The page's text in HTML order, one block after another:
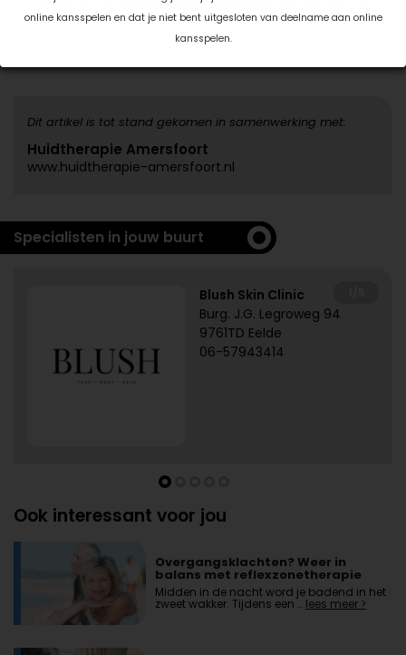
online kansspelen en dat je niet bent uitgesloten van deelname aan online
kansspelen.
Datum: 22 maart 2019
Dit artikel is tot stand gekomen in samenwerking met:
Huidtherapie Amersfoort
www.huidtherapie-amersfoort.nl
Specialisten in jouw buurt
Blush Skin Clinic
Burg. J.G. Legroweg 94
9761TD Eelde
06-57943414
Ook interessant voor jou
Overgangsklachten? Weer in
balans met reflexzonetherapie
Midden in de nacht word je badend in het
zweet wakker. Tijdens een … lees meer >